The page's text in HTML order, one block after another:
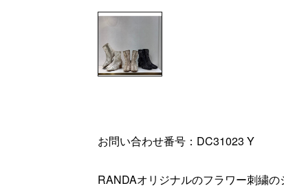
お問い合わせ番号：DC31023 Y
RANDAオリジナルのフラワー刺繍の